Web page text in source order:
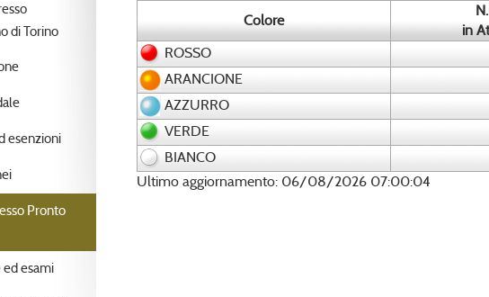
di Torino
esenzioni
Pronto
esami
Colore
in
ROSSO
ARANCIONE
AZZURRO
VERDE
BIANCO
Ultimo aggiornamento: 06/08/2026 07:00:04